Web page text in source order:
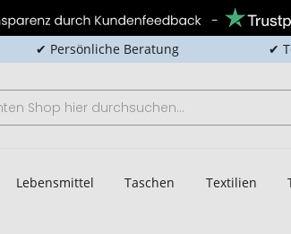
✔ Persönliche Beratung ✔
Lebensmittel Taschen Textilien